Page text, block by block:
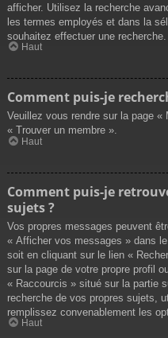
afficher. Utilisez la recherche
les termes employés et dans la
souhaitez effectuer une recherche.
Haut
Comment puis-je
Veuillez vous rendre sur la page
« Trouver un membre ».
Haut
Comment puis-je
sujets ?
Vos propres messages peuvent
« Afficher vos messages » dans le
soit en cliquant sur le lien «
sur la page de votre propre profil
« Raccourcis » situé sur la partie
recherche de vos propres sujets,
remplissez convenablement les
Haut